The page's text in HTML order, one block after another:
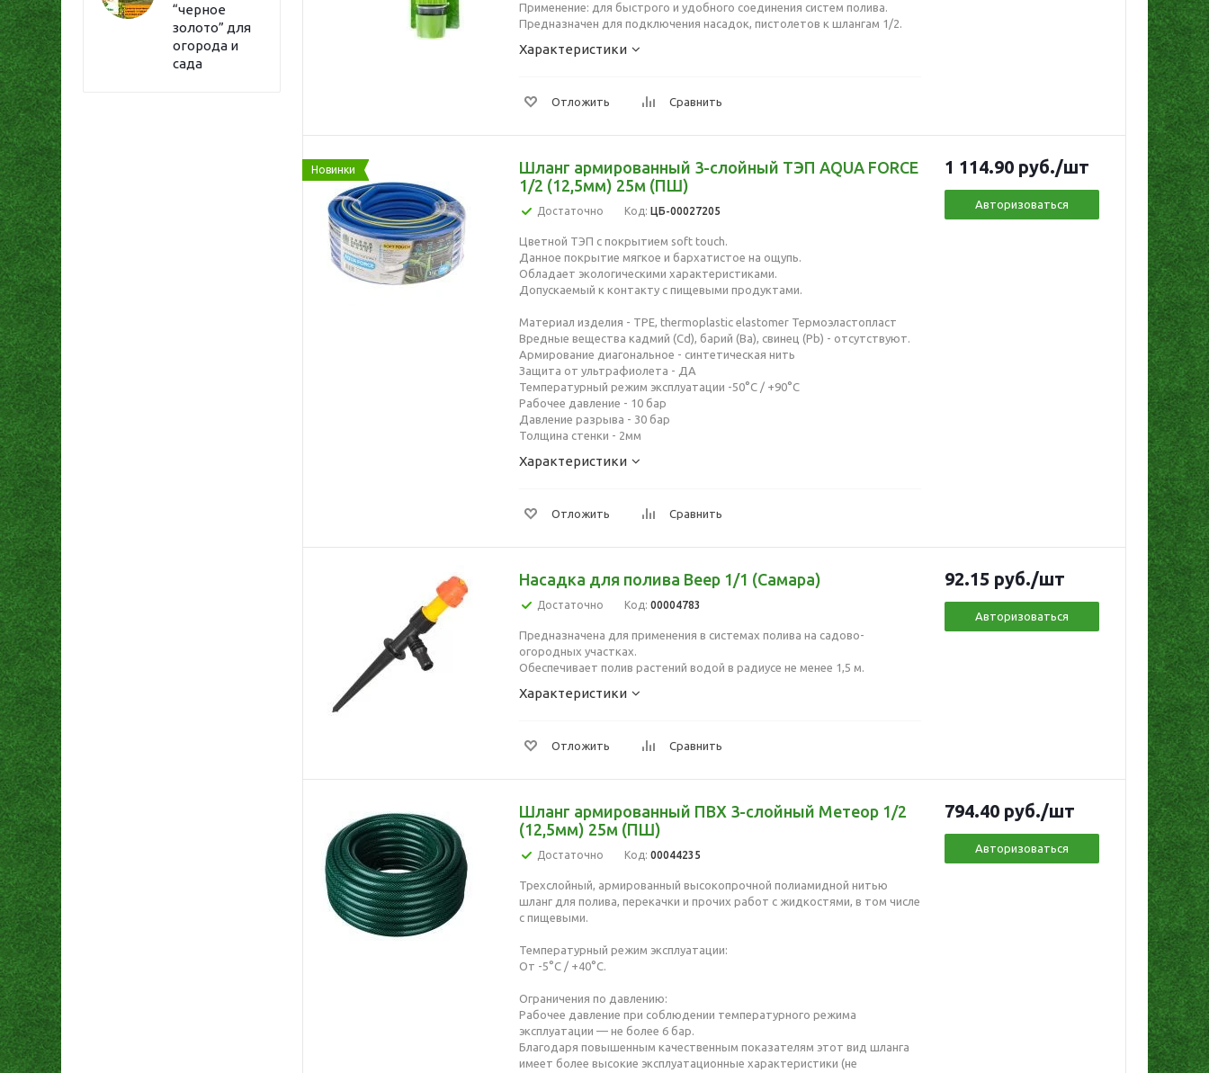
“черное
золото” для
огорода и
сада
Применение: для быстрого и удобного соединения систем полива.
Предназначен для подключения насадок, пистолетов к шлангам 1/2.
Характеристики
Отложить Сравнить
Новинки
Шланг армированный 3-слойный ТЭП AQUA FORCE
1/2 (12,5мм) 25м (ПШ)
Достаточно Код: ЦБ-00027205
Цветной ТЭП с покрытием soft touch.
Данное покрытие мягкое и бархатистое на ощупь.
Обладает экологическими характеристиками.
Допускаемый к контакту с пищевыми продуктами.
Материал изделия - TPE, thermoplastic elastomer Термоэластопласт
Вредные вещества кадмий (Cd), барий (Ba), свинец (Pb) - отсутствуют.
Армирование диагональное - синтетическая нить
Защита от ультрафиолета - ДА
Температурный режим эксплуатации -50°С / +90°С
Рабочее давление - 10 бар
Давление разрыва - 30 бар
Толщина стенки - 2мм
Характеристики
Отложить Сравнить
1 114.90 руб./шт
Авторизоваться
Насадка для полива Веер 1/1 (Самара)
Достаточно Код: 00004783
Предназначена для применения в системах полива на садово-
огородных участках.
Обеспечивает полив растений водой в радиусе не менее 1,5 м.
Характеристики
Отложить Сравнить
92.15 руб./шт
Авторизоваться
Шланг армированный ПВХ 3-слойный Метеор 1/2
(12,5мм) 25м (ПШ)
Достаточно Код: 00044235
Трехслойный, армированный высокопрочной полиамидной нитью
шланг для полива, перекачки и прочих работ с жидкостями, в том числе
с пищевыми.
Температурный режим эксплуатации:
От -5°С / +40°С.
Ограничения по давлению:
Рабочее давление при соблюдении температурного режима
эксплуатации — не более 6 бар.
Благодаря повышенным качественным показателям этот вид шланга
имеет более высокие эксплуатационные характеристики (не
794.40 руб./шт
Авторизоваться